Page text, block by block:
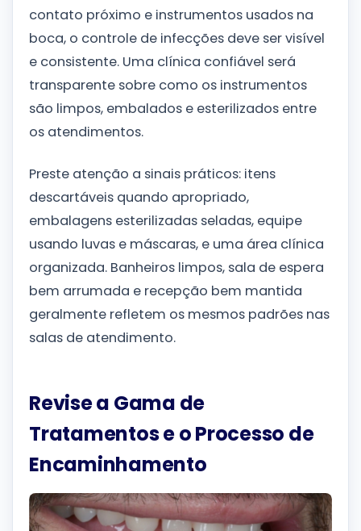
contato próximo e instrumentos usados na
boca, o controle de infecções deve ser visível
e consistente. Uma clínica confiável será
transparente sobre como os instrumentos
são limpos, embalados e esterilizados entre
os atendimentos.
Preste atenção a sinais práticos: itens
descartáveis quando apropriado,
embalagens esterilizadas seladas, equipe
usando luvas e máscaras, e uma área clínica
organizada. Banheiros limpos, sala de espera
bem arrumada e recepção bem mantida
geralmente refletem os mesmos padrões nas
salas de atendimento.
Revise a Gama de
Tratamentos e o Processo de
Encaminhamento